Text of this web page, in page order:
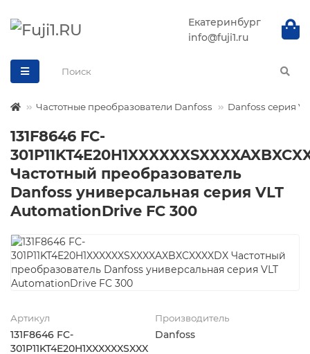
Екатеринбург
info@fuji1.ru
Частотные преобразователи Danfoss Danfoss серия
131F8646 FC-
Частотный преобразователь
Danfoss универсальная серия VLT
AutomationDrive FC 300
Артикул
131F8646 FC-
301P11KT4E20H1XXXXXXSXXX
Производитель
Danfoss